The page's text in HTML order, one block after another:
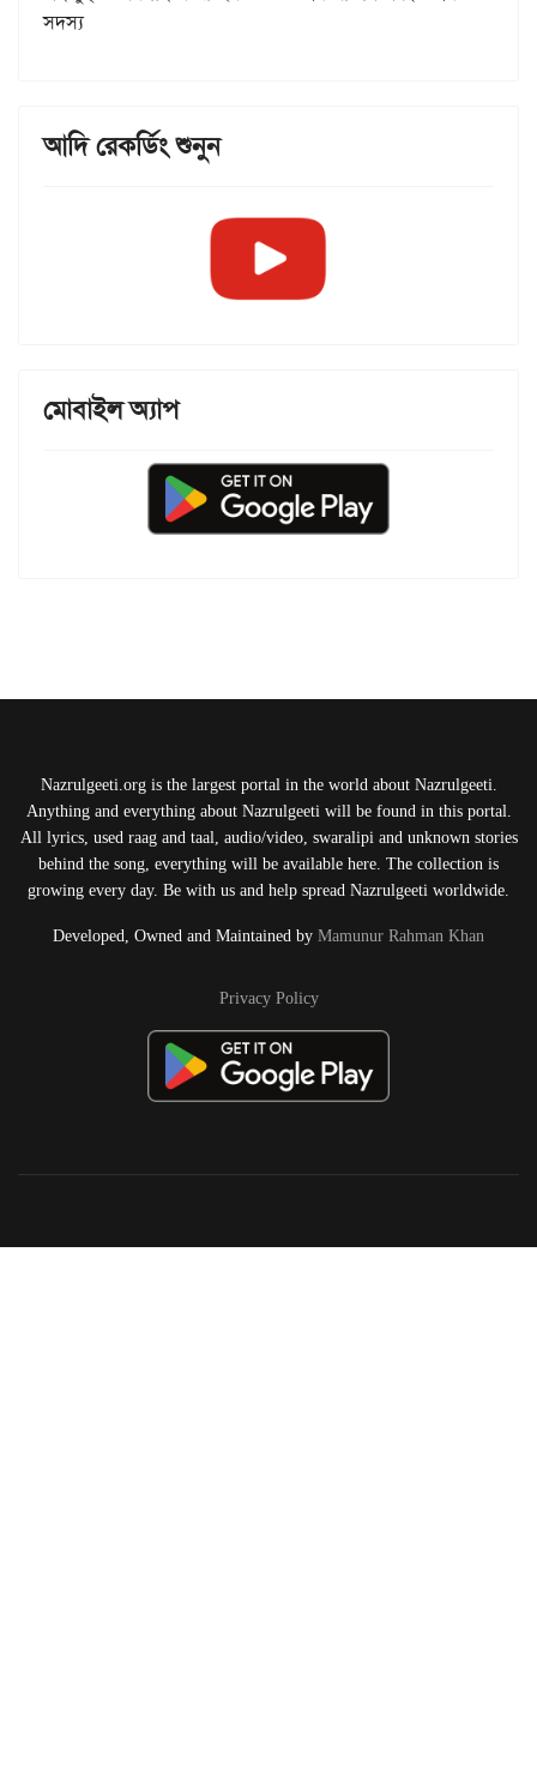
সদস্য
আদি রেকর্ডিং শুনুন
মোবাইল অ্যাপ
Nazrulgeeti.org is the largest portal in the world about Nazrulgeeti.
Anything and everything about Nazrulgeeti will be found in this portal.
All lyrics, used raag and taal, audio/video, swaralipi and unknown stories
behind the song, everything will be available here. The collection is
growing every day. Be with us and help spread Nazrulgeeti worldwide.
Developed, Owned and Maintained by Mamunur Rahman Khan
Privacy Policy